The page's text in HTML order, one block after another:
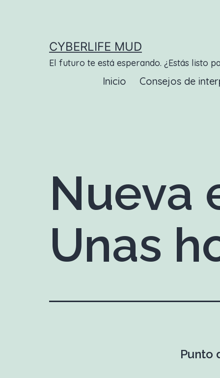
CYBERLIFE MUD
El futuro te está esperando. ¿Estás listo
Inicio Consejos de
Nueva
Unas
Punto